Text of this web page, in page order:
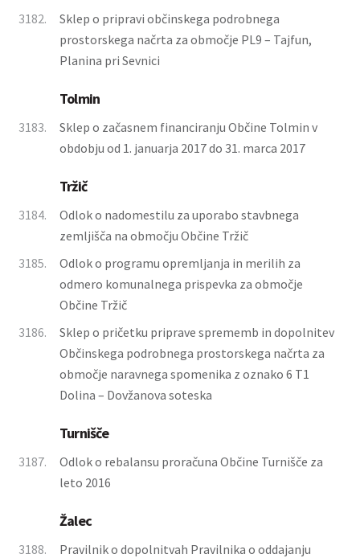
3182.
Sklep o pripravi občinskega podrobnega
prostorskega načrta za območje PL9 – Tajfun,
Planina pri Sevnici
Tolmin
3183.
Sklep o začasnem financiranju Občine Tolmin v
obdobju od 1. januarja 2017 do 31. marca 2017
Tržič
3184.
Odlok o nadomestilu za uporabo stavbnega
zemljišča na območju Občine Tržič
3185.
Odlok o programu opremljanja in merilih za
odmero komunalnega prispevka za območje
Občine Tržič
3186.
Sklep o pričetku priprave sprememb in dopolnitev
Občinskega podrobnega prostorskega načrta za
območje naravnega spomenika z oznako 6 T1
Dolina – Dovžanova soteska
Turnišče
3187.
Odlok o rebalansu proračuna Občine Turnišče za
leto 2016
Žalec
3188.
Pravilnik o dopolnitvah Pravilnika o oddajanju